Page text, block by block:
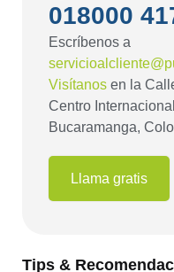
018000
Escríbenos a
Visítanos en la
Centro
Bucaramanga,
Llama gratis
Tips &